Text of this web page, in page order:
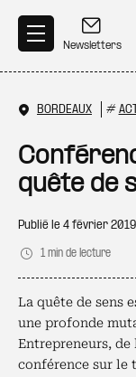
Newsletters
BORDEAUX #
quête de
Publié le 4 février 2019
1 min de lecture
La quête de sens
une profonde
Entrepreneurs, de
conférence sur le